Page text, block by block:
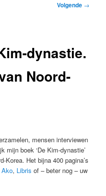
Volgende →
dynastie.
Noord-
mensen interviewen
mijn boek ‘De Kim-dynastie’
Korea. Het bijna 400 pagina’s
Ako, Librisof – beter nog – uw